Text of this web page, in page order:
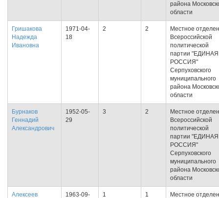
района
области
Гришакова
Надежда
Ивановна
1971-04-
18
2 2
Местное
Всероссийской
политической
партии "ЕДИНАЯ
РОССИЯ"
Серпуховского
муниципального
района
области
Бурнаков
Геннадий
Александрович
1952-05-
29
3 2
Местное
Всероссийской
политической
партии "ЕДИНАЯ
РОССИЯ"
Серпуховского
муниципального
района
области
Алексеев 1963-09- 1 1 Местное